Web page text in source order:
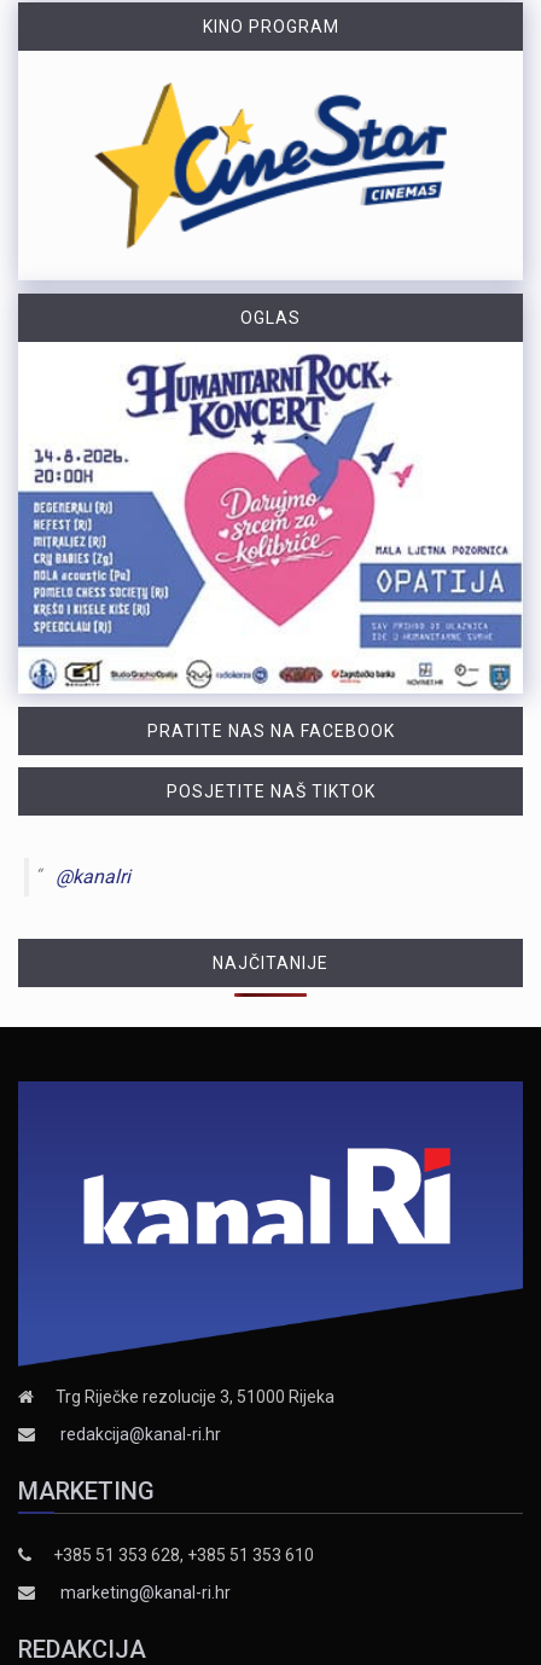
KINO PROGRAM
OGLAS
PRATITE NAS NA FACEBOOK
POSJETITE NAŠ TIKTOK
@kanalri
NAJČITANIJE
Trg Riječke rezolucije 3, 51000 Rijeka
redakcija@kanal-ri.hr
MARKETING
+385 51 353 628, +385 51 353 610
marketing@kanal-ri.hr
REDAKCIJA